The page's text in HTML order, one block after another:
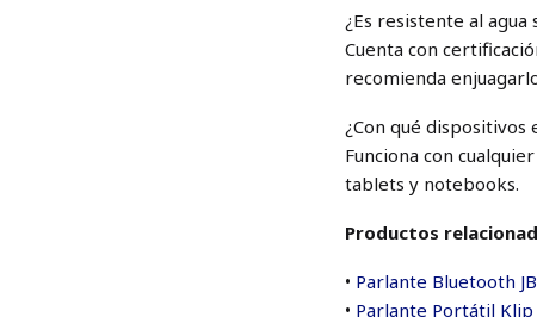
¿Es resistente al agua
Cuenta con
recomienda
¿Con qué dispositivos
Funciona con
tablets y notebooks.
Productos
• Parlante Bluetooth
• Parlante Portátil